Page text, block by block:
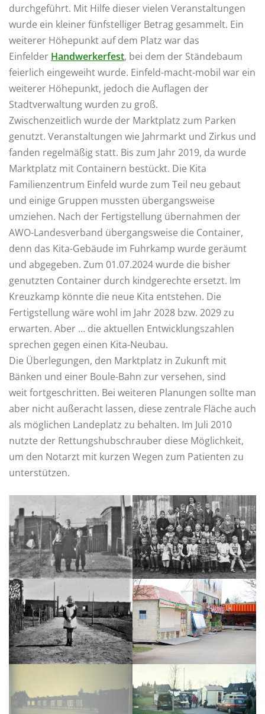
durchgeführt. Mit Hilfe dieser vielen Veranstaltungen
wurde ein kleiner fünfstelliger Betrag gesammelt. Ein
weiterer Höhepunkt auf dem Platz war das
Einfelder Handwerkerfest, bei dem der Ständebaum
feierlich eingeweiht wurde. Einfeld-macht-mobil war ein
weiterer Höhepunkt, jedoch die Auflagen der
Stadtverwaltung wurden zu groß.
Zwischenzeitlich wurde der Marktplatz zum Parken
genutzt. Veranstaltungen wie Jahrmarkt und Zirkus und
fanden regelmäßig statt. Bis zum Jahr 2019, da wurde
Marktplatz mit Containern bestückt. Die Kita
Familienzentrum Einfeld wurde zum Teil neu gebaut
und einige Gruppen mussten übergangsweise
umziehen. Nach der Fertigstellung übernahmen der
AWO-Landesverband übergangsweise die Container,
denn das Kita-Gebäude im Fuhrkamp wurde geräumt
und abgegeben. Zum 01.07.2024 wurde die bisher
genutzten Container durch kindgerechte ersetzt. Im
Kreuzkamp könnte die neue Kita entstehen. Die
Fertigstellung wäre wohl im Jahr 2028 bzw. 2029 zu
erwarten. Aber … die aktuellen Entwicklungszahlen
sprechen gegen einen Kita-Neubau.
Die Überlegungen, den Marktplatz in Zukunft mit
Bänken und einer Boule-Bahn zur versehen, sind
weit fortgeschritten. Bei weiteren Planungen sollte man
aber nicht außeracht lassen, diese zentrale Fläche auch
als möglichen Landeplatz zu behalten. Im Juli 2010
nutzte der Rettungshubschrauber diese Möglichkeit,
um den Notarzt mit kurzen Wegen zum Patienten zu
unterstützen.